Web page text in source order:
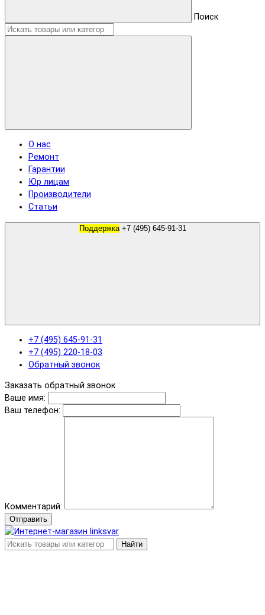
Поиск
О нас
Ремонт
Гарантии
Юр лицам
Производители
Статьи
Поддержка
+7 (495) 645-91-31
+7 (495) 220-18-03
Обратный звонок
Заказать обратный звонок
Ваше имя:
Ваш телефон:
Комментарий:
Отправить
Найти